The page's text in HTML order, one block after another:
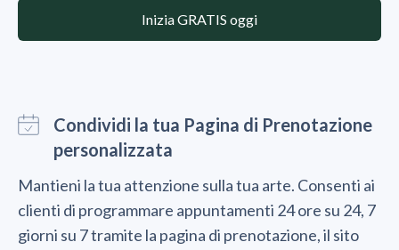
Inizia GRATIS oggi
Condividi la tua Pagina di Prenotazione
personalizzata
Mantieni la tua attenzione sulla tua arte. Consenti ai
clienti di programmare appuntamenti 24 ore su 24, 7
giorni su 7 tramite la pagina di prenotazione, il sito